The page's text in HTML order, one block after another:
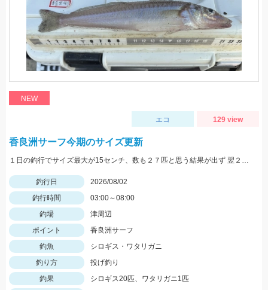
NEW
エコ 129 view
香良洲サーフ今期のサイズ更新
１日の釣行でサイズ最大が15センチ、数も２７匹と思う結果が出ず 翌２日に同じ時間、同じ場所でリベンジ。 いつもはエサは石ゴカイだけど今日はゴールドイソメを使ってみました。 夜暗い時間は石ゴカイよりも当たりも多く釣れる数も多かったですね。 7時の潮止まり頃に大きな当たりで蟹かな？と思いきや何と２２センチと、21センチのダブルでした。 今期のサイズ更新をしました。 その後、ワタリガニも釣れてリベンジ成功でした。 皆さん、記念写真は釣ったその場で撮影しましょうね。 家に帰ってからでは1センチほど縮んでしまいますからね。笑
釣行日
2026/08/02
釣行時間
03:00～08:00
釣場
津周辺
ポイント
香良洲サーフ
釣魚
シロギス・ワタリガニ
釣り方
投げ釣り
釣果
シロギス20匹、ワタリガニ1匹